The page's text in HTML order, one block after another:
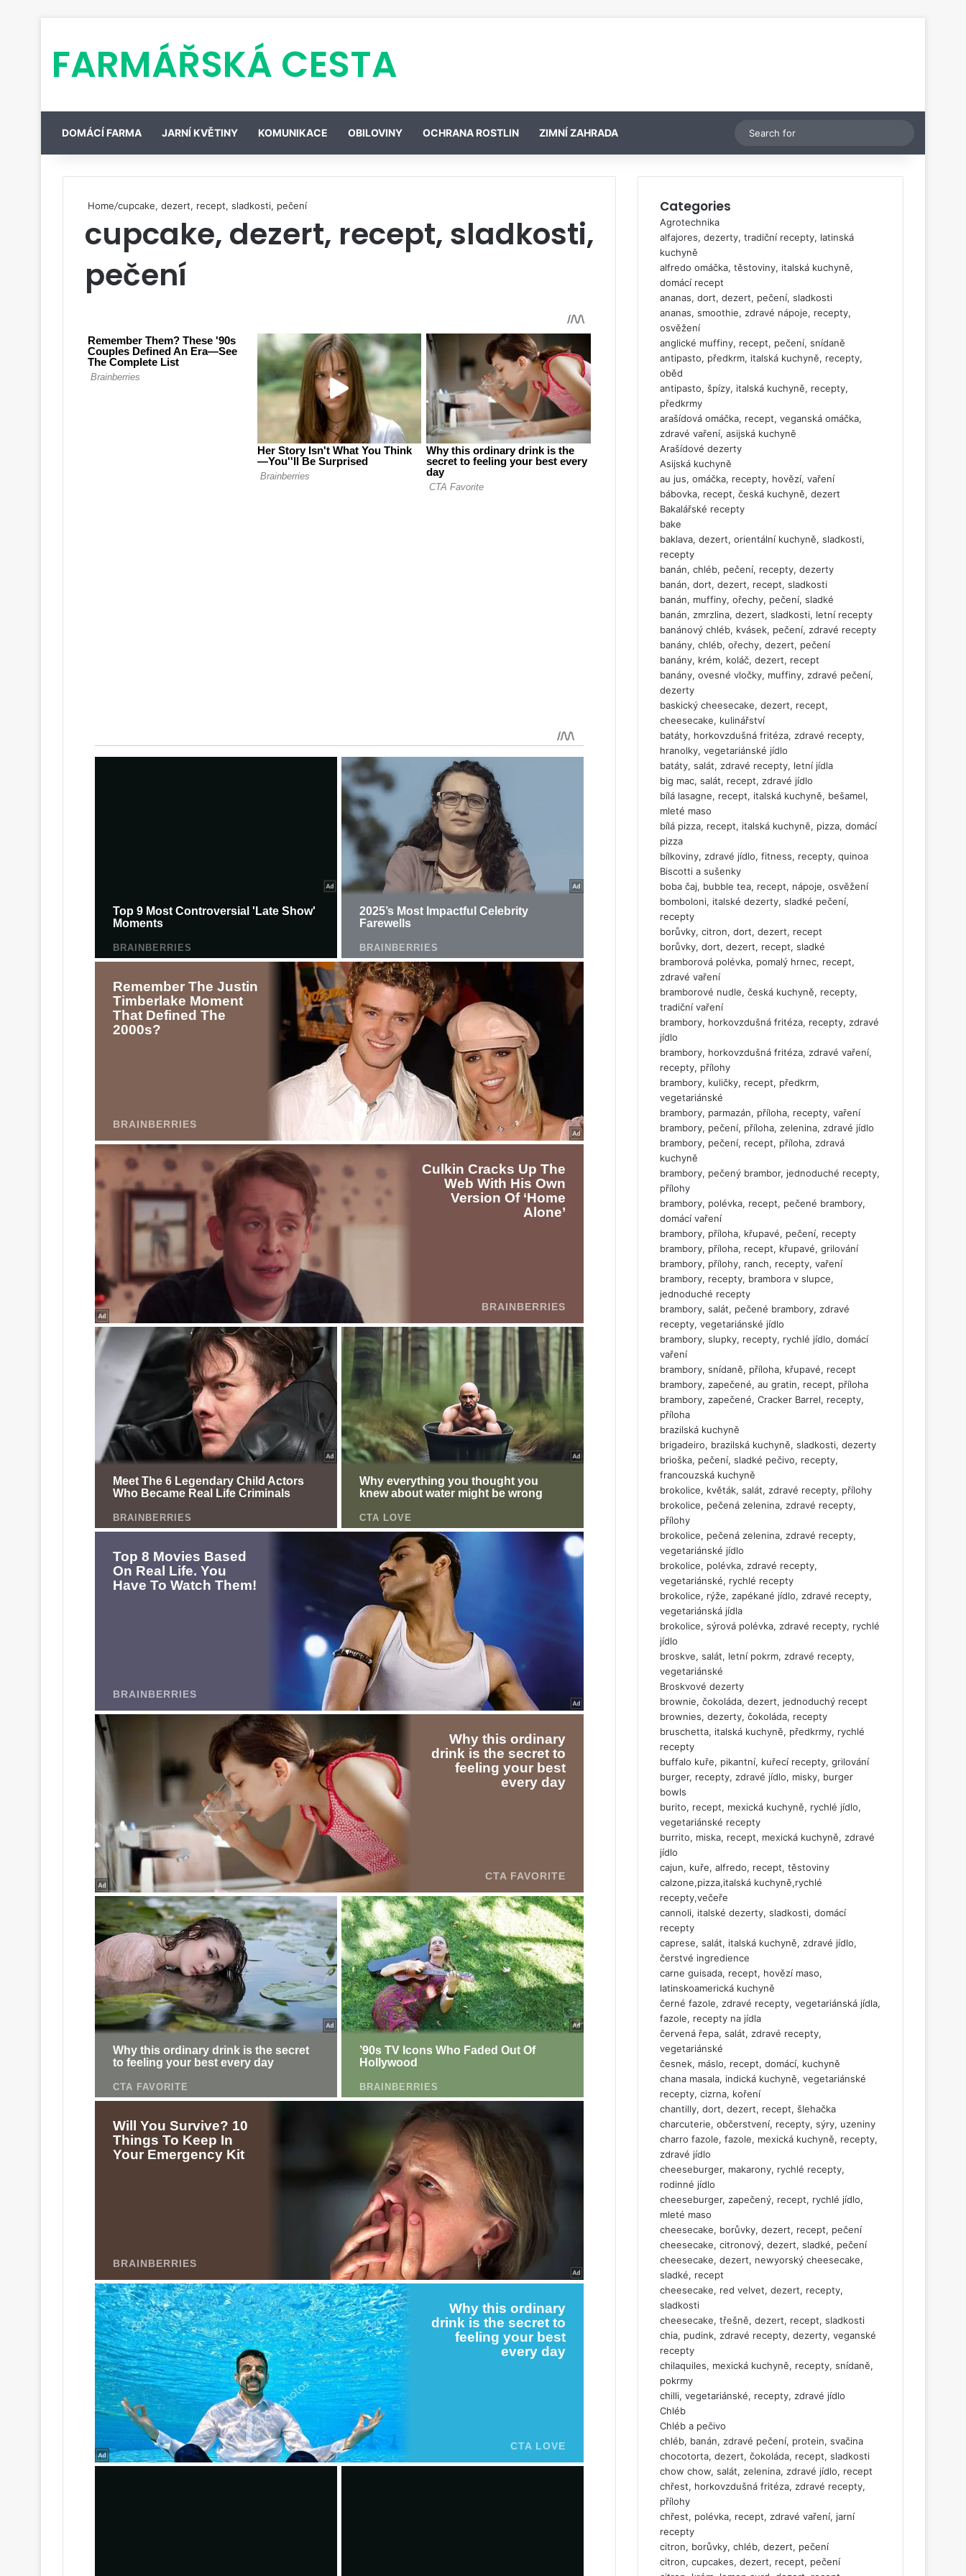
FARMÁŘSKÁ CESTA
DOMÁCÍ FARMA JARNÍ KVĚTINY KOMUNIKACE OBILOVINY OCHRANA ROSTLIN ZIMNÍ ZAHRADA Switch skin
for
Home/cupcake, dezert, recept, sladkosti, pečení
cupcake, dezert, recept, sladkosti,
pečení
Categories
Agrotechnika
alfajores, dezerty, tradiční recepty, latinská
kuchyně
alfredo omáčka, těstoviny, italská kuchyně,
domácí recept
ananas, dort, dezert, pečení, sladkosti
ananas, smoothie, zdravé nápoje, recepty,
osvěžení
anglické muffiny, recept, pečení, snídaně
antipasto, předkrm, italská kuchyně, recepty,
oběd
antipasto, špízy, italská kuchyně, recepty,
předkrmy
arašídová omáčka, recept, veganská omáčka,
zdravé vaření, asijská kuchyně
Arašídové dezerty
Asijská kuchyně
au jus, omáčka, recepty, hovězí, vaření
bábovka, recept, česká kuchyně, dezert
Bakalářské recepty
bake
baklava, dezert, orientální kuchyně, sladkosti,
recepty
banán, chléb, pečení, recepty, dezerty
banán, dort, dezert, recept, sladkosti
banán, muffiny, ořechy, pečení, sladké
banán, zmrzlina, dezert, sladkosti, letní recepty
banánový chléb, kvásek, pečení, zdravé recepty
banány, chléb, ořechy, dezert, pečení
banány, krém, koláč, dezert, recept
banány, ovesné vločky, muffiny, zdravé pečení,
dezerty
baskický cheesecake, dezert, recept,
cheesecake, kulinářství
batáty, horkovzdušná fritéza, zdravé recepty,
hranolky, vegetariánské jídlo
batáty, salát, zdravé recepty, letní jídla
big mac, salát, recept, zdravé jídlo
bílá lasagne, recept, italská kuchyně, bešamel,
mleté maso
bílá pizza, recept, italská kuchyně, pizza, domácí
pizza
bílkoviny, zdravé jídlo, fitness, recepty, quinoa
Biscotti a sušenky
boba čaj, bubble tea, recept, nápoje, osvěžení
bomboloni, italské dezerty, sladké pečení,
recepty
borůvky, citron, dort, dezert, recept
borůvky, dort, dezert, recept, sladké
bramborová polévka, pomalý hrnec, recept,
zdravé vaření
bramborové nudle, česká kuchyně, recepty,
tradiční vaření
brambory, horkovzdušná fritéza, recepty, zdravé
jídlo
brambory, horkovzdušná fritéza, zdravé vaření,
recepty, přílohy
brambory, kuličky, recept, předkrm,
vegetariánské
brambory, parmazán, příloha, recepty, vaření
brambory, pečení, příloha, zelenina, zdravé jídlo
brambory, pečení, recept, příloha, zdravá
kuchyně
brambory, pečený brambor, jednoduché recepty,
přílohy
brambory, polévka, recept, pečené brambory,
domácí vaření
brambory, příloha, křupavé, pečení, recepty
brambory, příloha, recept, křupavé, grilování
brambory, přílohy, ranch, recepty, vaření
brambory, recepty, brambora v slupce,
jednoduché recepty
brambory, salát, pečené brambory, zdravé
recepty, vegetariánské jídlo
brambory, slupky, recepty, rychlé jídlo, domácí
vaření
brambory, snídaně, příloha, křupavé, recept
brambory, zapečené, au gratin, recept, příloha
brambory, zapečené, Cracker Barrel, recepty,
příloha
brazilská kuchyně
brigadeiro, brazilská kuchyně, sladkosti, dezerty
brioška, pečení, sladké pečivo, recepty,
francouzská kuchyně
brokolice, květák, salát, zdravé recepty, přílohy
brokolice, pečená zelenina, zdravé recepty,
přílohy
brokolice, pečená zelenina, zdravé recepty,
vegetariánské jídlo
brokolice, polévka, zdravé recepty,
vegetariánské, rychlé recepty
brokolice, rýže, zapékané jídlo, zdravé recepty,
vegetariánská jídla
brokolice, sýrová polévka, zdravé recepty, rychlé
jídlo
broskve, salát, letní pokrm, zdravé recepty,
vegetariánské
Broskvové dezerty
brownie, čokoláda, dezert, jednoduchý recept
brownies, dezerty, čokoláda, recepty
bruschetta, italská kuchyně, předkrmy, rychlé
recepty
buffalo kuře, pikantní, kuřecí recepty, grilování
burger, recepty, zdravé jídlo, misky, burger
bowls
burito, recept, mexická kuchyně, rychlé jídlo,
vegetariánské recepty
burrito, miska, recept, mexická kuchyně, zdravé
jídlo
cajun, kuře, alfredo, recept, těstoviny
calzone,pizza,italská kuchyně,rychlé
recepty,večeře
cannoli, italské dezerty, sladkosti, domácí
recepty
caprese, salát, italská kuchyně, zdravé jídlo,
čerstvé ingredience
carne guisada, recept, hovězí maso,
latinskoamerická kuchyně
černé fazole, zdravé recepty, vegetariánská jídla,
fazole, recepty na jídla
červená řepa, salát, zdravé recepty,
vegetariánské
česnek, máslo, recept, domácí, kuchyně
chana masala, indická kuchyně, vegetariánské
recepty, cizrna, koření
chantilly, dort, dezert, recept, šlehačka
charcuterie, občerstvení, recepty, sýry, uzeniny
charro fazole, fazole, mexická kuchyně, recepty,
zdravé jídlo
cheeseburger, makarony, rychlé recepty,
rodinné jídlo
cheeseburger, zapečený, recept, rychlé jídlo,
mleté maso
cheesecake, borůvky, dezert, recept, pečení
cheesecake, citronový, dezert, sladké, pečení
cheesecake, dezert, newyorský cheesecake,
sladké, recept
cheesecake, red velvet, dezert, recepty,
sladkosti
cheesecake, třešně, dezert, recept, sladkosti
chia, pudink, zdravé recepty, dezerty, veganské
recepty
chilaquiles, mexická kuchyně, recepty, snídaně,
pokrmy
chilli, vegetariánské, recepty, zdravé jídlo
Chléb
Chléb a pečivo
chléb, banán, zdravé pečení, protein, svačina
chocotorta, dezert, čokoláda, recept, sladkosti
chow chow, salát, zelenina, zdravé jídlo, recept
chřest, horkovzdušná fritéza, zdravé recepty,
přílohy
chřest, polévka, recept, zdravé vaření, jarní
recepty
citron, borůvky, chléb, dezert, pečení
citron, cupcakes, dezert, recept, pečení